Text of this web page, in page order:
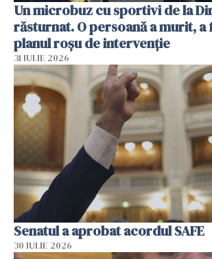
Un microbuz cu sportivi de la
răsturnat. O persoană a murit,
planul roșu de intervenție
31 IULIE 2026
Senatul a aprobat acordul SAFE
30 IULIE 2026